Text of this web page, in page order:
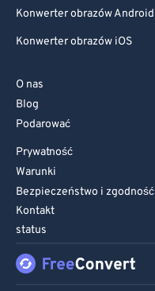
Konwerter obrazów Android
Konwerter obrazów iOS
O nas
Blog
Podarować
Prywatność
Warunki
Bezpieczeństwo i zgodność
Kontakt
status